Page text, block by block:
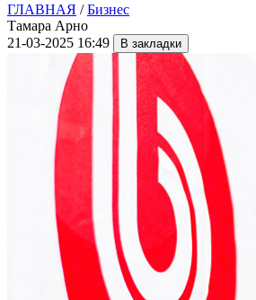
ГЛАВНАЯ /Бизнес
Тамара Арно
21-03-2025 16:49